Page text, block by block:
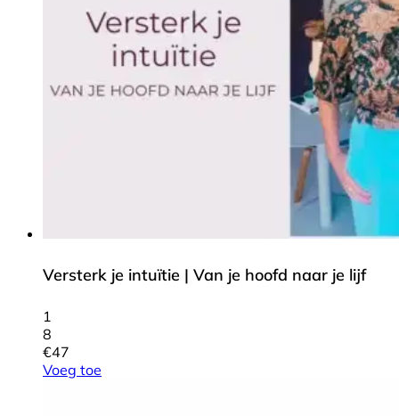
Versterk je intuïtie | Van je hoofd naar je lijf
1
8
€47
Voeg toe